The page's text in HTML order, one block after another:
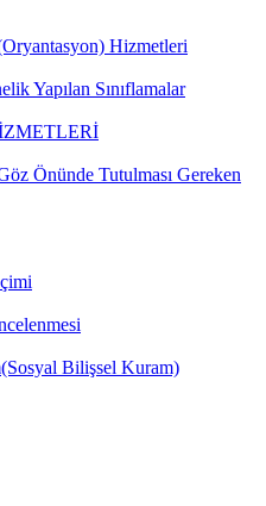
Hizmetleri
Yapılan Sınıflamalar
Önünde Tutulması Gereken
Bilişsel Kuram)